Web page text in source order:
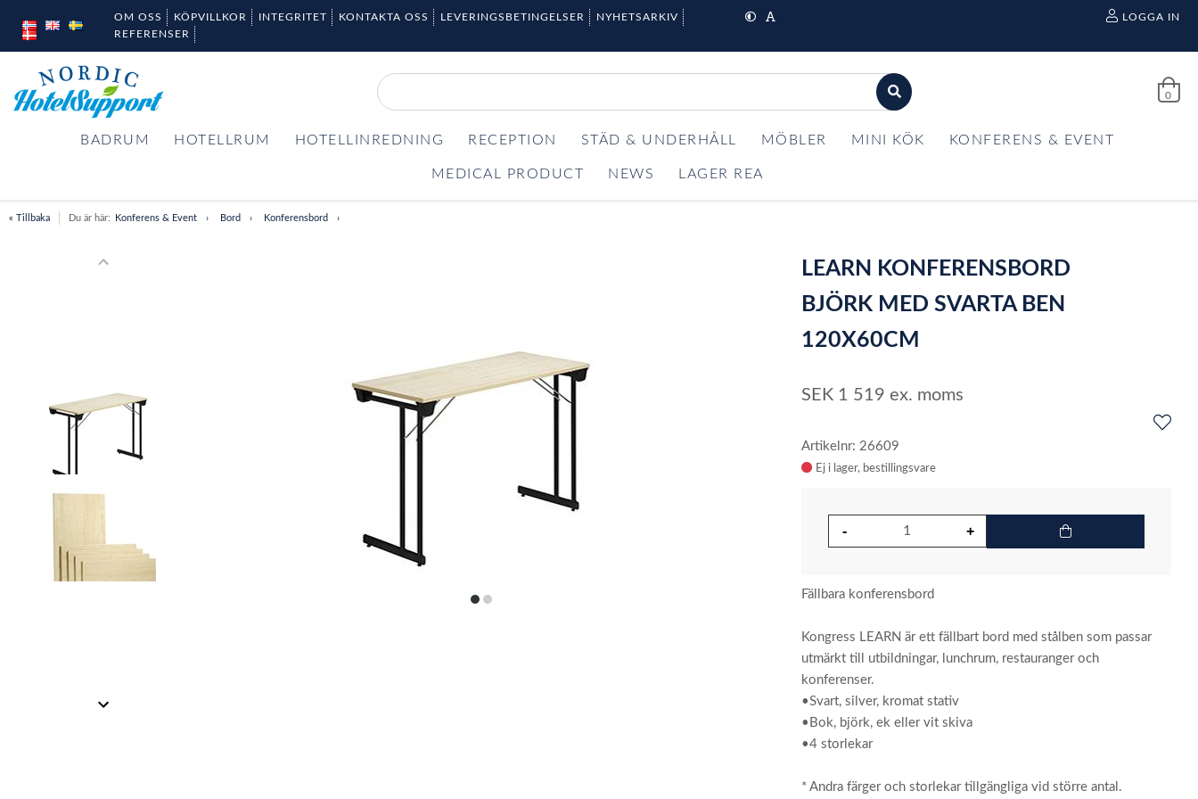
OM OSS KÖPVILLKOR INTEGRITET KONTAKTA OSS LEVERINGSBETINGELSER
NYHETSARKIV
REFERENSER
LOGGA IN
0
BADRUM HOTELLRUM HOTELLINREDNING RECEPTION STÄD & UNDERHÅLL MÖBLER MINI KÖK KONFERENS & EVENT
MEDICAL PRODUCT NEWS LAGER REA
« Tillbaka Du är här: Konferens & Event Bord Konferensbord
itemitem
LEARN KONFERENSBORD
BJÖRK MED SVARTA BEN
120X60CM
SEK 1 519 ex. moms
Artikelnr: 26609
Ej i lager
Fällbara konferensbord
Kongress LEARN är ett fällbart bord med stålben som passar
utmärkt till utbildningar, lunchrum, restauranger och
konferenser.
•Svart, silver, kromat stativ
•Bok, björk, ek eller vit skiva
•4 storlekar
* Andra färger och storlekar tillgängliga vid större antal.